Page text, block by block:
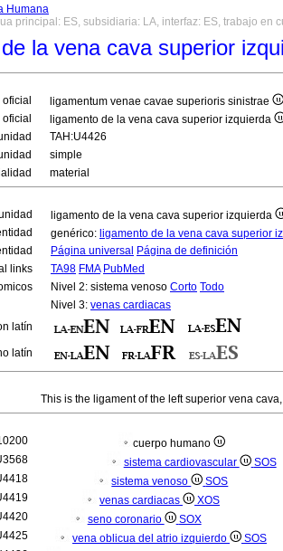
Humana
principal: ES, subsidiaria: LA, interfaz: ES, trabajo en
la vena cava superior
ligamentum venae cavae superioris sinistrae
ligamento de la vena cava superior izquierda
TAH:U4426
simple
material
ligamento de la vena cava superior izquierda
genérico: ligamento de la vena cava superior
Página universal Página de definición
links
TA98 FMA PubMed
Nivel 2: sistema venoso Corto Todo
Nivel 3: venas cardiacas
latín
latín
This is the ligament of the left superior vena
cuerpo humano
sistema cardiovascular
SOS
sistema venoso
SOS
venas cardiacas
XOS
seno coronario
SOX
vena oblicua del atrio izquierdo
SOS